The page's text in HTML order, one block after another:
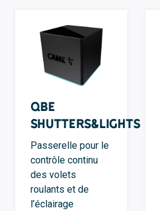
QBE
Shutters&Lights
Passerelle pour le
contrôle continu
des volets
roulants et de
l’éclairage